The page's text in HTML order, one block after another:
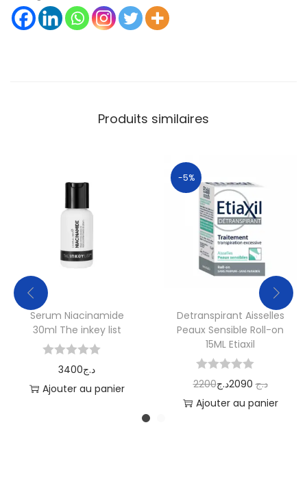
Produits similaires
Serum Niacinamide
30ml The inkey list
3400د.ج
Ajouter au panier
-5%
Detranspirant Aisselles
Peaux Sensible Roll-on
15ML Etiaxil
2200 د.ج 2090د.ج
Ajouter au panier